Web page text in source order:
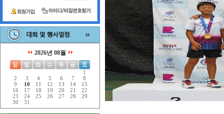
2026년 08월
1
2
3 4 5 6 7
8
9
10 11 12 13 14
15
16
17 18 19 20 21
22
23
24 25 26 27 28
29
30
31